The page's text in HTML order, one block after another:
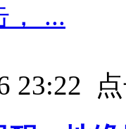
， ...
23:22